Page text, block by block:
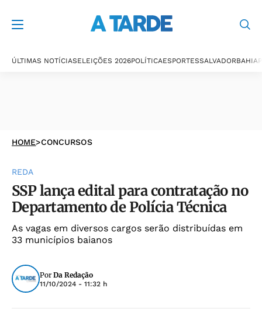
ÚLTIMAS NOTÍCIASELEIÇÕES 2026POLÍTICAESPORTESSALVADORBAHIA
HOME>CONCURSOS
REDA
SSP lança edital para contratação no
Departamento de Polícia Técnica
As vagas em diversos cargos serão distribuídas em
33 municípios baianos
Por Da Redação
11/10/2024 - 11:32 h